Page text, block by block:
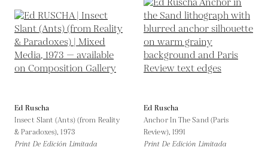
Ed Ruscha
Insect Slant (Ants) (from Reality
& Paradoxes),1973
Print De Edición Limitada
Ed Ruscha
Anchor In The Sand (Paris
Review), 1991
Print De Edición Limitada